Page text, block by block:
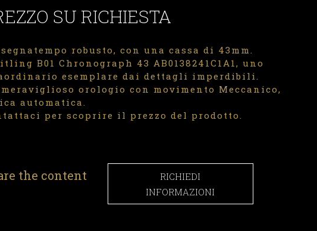
SU RICHIESTA
robusto, con una cassa di 43mm.
B01 Chronograph 43 AB0138241C1A1, uno
esemplare dai dettagli imperdibili.
orologio con movimento Meccanico,
automatica.
per scoprire il prezzo del prodotto.
the content
RICHIEDI
INFORMAZIONI